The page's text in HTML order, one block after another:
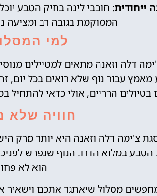
ייחודית
הממוקמת בגובה רב ומציעה
למי
דלה וזאנה מתאים למטיילים
מאמץ עבור נוף שלא רואים בכל
בטיולים הרריים, אולי כדאי להתחיל
חוויה שלא
צ'ימה דלה וזאנה היא יותר מרק
במלוא הדרו. הנוף שנפרש
הוא לא
מסלול שיאתגר אתכם וישאיר